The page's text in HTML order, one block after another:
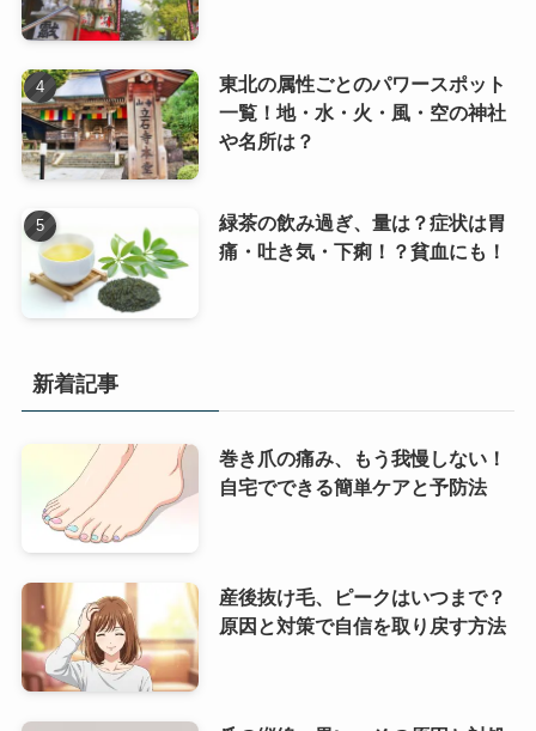
東北の属性ごとのパワースポット
一覧！地・水・火・風・空の神社
や名所は？
緑茶の飲み過ぎ、量は？症状は胃
痛・吐き気・下痢！？貧血にも！
新着記事
巻き爪の痛み、もう我慢しない！
自宅でできる簡単ケアと予防法
産後抜け毛、ピークはいつまで？
原因と対策で自信を取り戻す方法